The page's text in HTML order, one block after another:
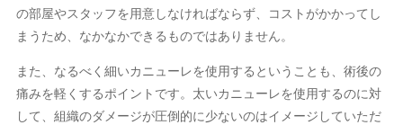
の部屋やスタッフを用意しなければならず、コストがかかってし
まうため、なかなかできるものではありません。
また、なるべく細いカニューレを使用するということも、術後の
痛みを軽くするポイントです。太いカニューレを使用するのに対
して、組織のダメージが圧倒的に少ないのはイメージしていただ